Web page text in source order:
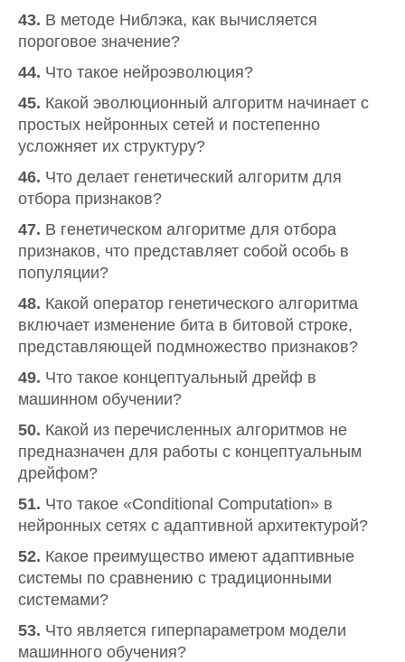
43. В методе Ниблэка, как вычисляется
пороговое значение?
44. Что такое нейроэволюция?
45. Какой эволюционный алгоритм начинает с
простых нейронных сетей и постепенно
усложняет их структуру?
46. Что делает генетический алгоритм для
отбора признаков?
47. В генетическом алгоритме для отбора
признаков, что представляет собой особь в
популяции?
48. Какой оператор генетического алгоритма
включает изменение бита в битовой строке,
представляющей подмножество признаков?
49. Что такое концептуальный дрейф в
машинном обучении?
50. Какой из перечисленных алгоритмов не
предназначен для работы с концептуальным
дрейфом?
51. Что такое «Conditional Computation» в
нейронных сетях с адаптивной архитектурой?
52. Какое преимущество имеют адаптивные
системы по сравнению с традиционными
системами?
53. Что является гиперпараметром модели
машинного обучения?